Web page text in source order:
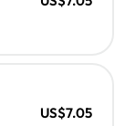
US$7.05